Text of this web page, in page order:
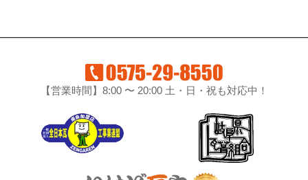
【営業時間】8:00 〜 20:00 土・日・祝も対応中！